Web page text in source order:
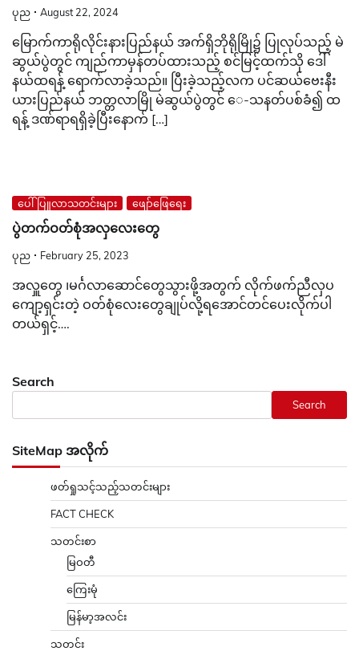
ပုည August 22, 2024
မြောက်ကာရိုလိုင်းနားပြည်နယ် အက်ရှိဘိုရိုမြို၌ ပြုလုပ်သည့် မဲ
ဆွယ်ပွဲတွင် ကျည်ကာမှန်တပ်ထားသည့် စင်မြင့်ထက်သို ဒေါ်
နယ်ထရန့် ရောက်လာခဲ့သည်။ ပြီးခဲ့သည့်လက ပင်ဆယ်ဗေးနီး
ယားပြည်နယ် ဘတ္တလာမြို မဲဆွယ်ပွဲတွင် ‌ေ-သနတ်ပစ်ခံ၍ ထ
ရန့် ဒဏ်ရာရရှိခဲ့ပြီးနောက် […]
ပေါ်ပြူလာသတင်းများ ဖျော်ဖြေရေး
ပွဲတက်ဝတ်စုံအလှလေးတွေ
ပုည February 25, 2023
အလှူတွေ ၊မင်္ဂလာဆောင်တွေသွားဖို့အတွက် လိုက်ဖက်ညီလှပ
ကျော့ရှင်းတဲ့ ဝတ်စုံလေးတွေချုပ်လို့ရအောင်တင်ပေးလိုက်ပါ
တယ်ရှင့်….
Search
Search
SiteMap အလိုက်
ဖတ်ရှုသင့်သည့်သတင်းများ
FACT CHECK
သတင်းစာ
မြဝတီ
ကြေးမုံ
မြန်မာ့အလင်း
သတင်း